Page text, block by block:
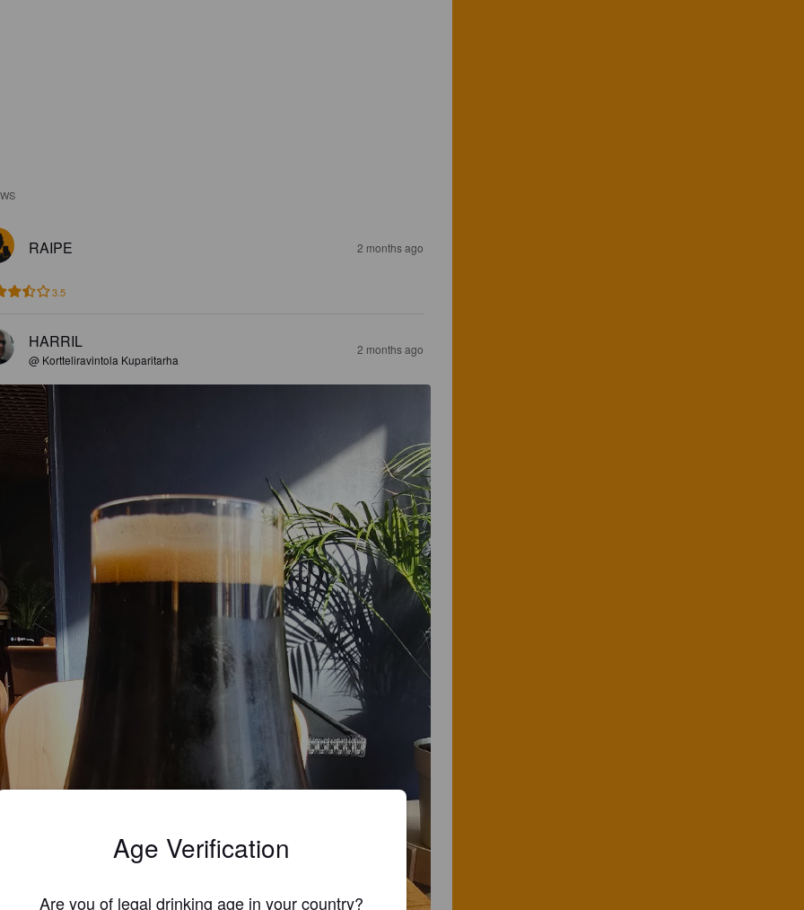
RAIPE 2 months ago
3.5
HARRIL
@ Kortteliravintola Kuparitarha
2 months ago
Age Verification
Are you of legal drinking age in your country?